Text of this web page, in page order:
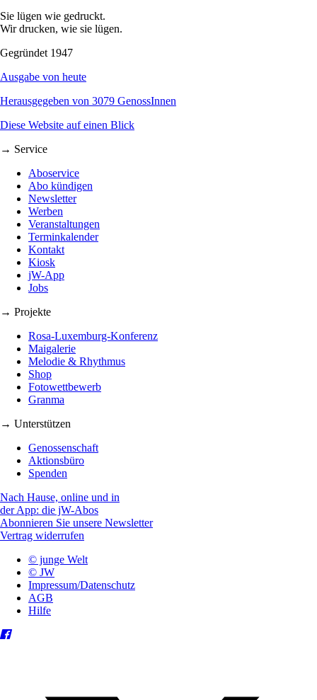
Sie lügen wie gedruckt.
Wir drucken, wie sie lügen.
Gegründet 1947
Ausgabe von heute
Herausgegeben von 3079 GenossInnen
Diese Website auf einen Blick
→ Service
Aboservice
Abo kündigen
Newsletter
Werben
Veranstaltungen
Terminkalender
Kontakt
Kiosk
jW-App
Jobs
→ Projekte
Rosa-Luxemburg-Konferenz
Maigalerie
Melodie & Rhythmus
Shop
Fotowettbewerb
Granma
→ Unterstützen
Genossenschaft
Aktionsbüro
Spenden
Nach Hause, online und in
der App: die jW-Abos
Abonnieren Sie unsere Newsletter
Vertrag widerrufen
© junge Welt
© JW
Impressum/Datenschutz
AGB
Hilfe